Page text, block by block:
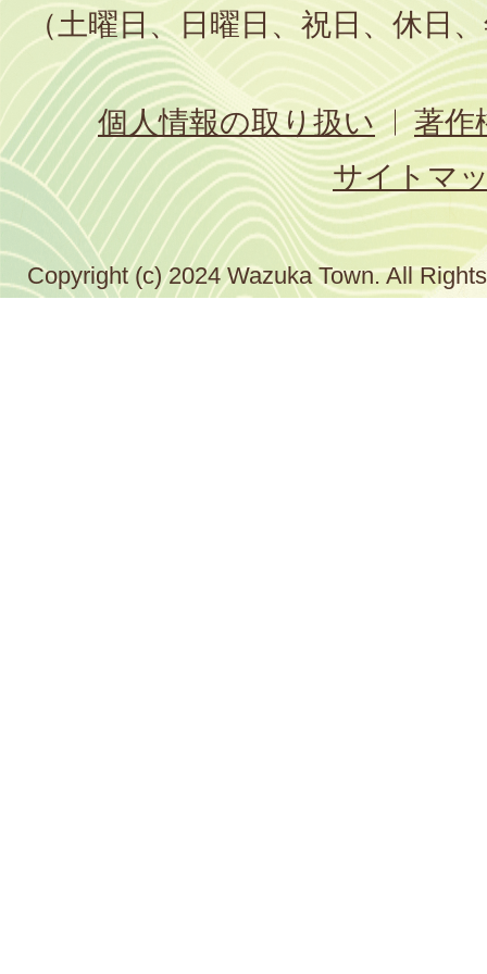
（土曜日、日曜日、祝日、休日
個人情報の取り扱い
著作
サイトマ
Copyright (c) 2024 Wazuka Town. All